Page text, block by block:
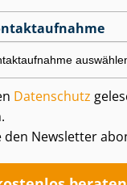
Datenschutz
den Newsletter